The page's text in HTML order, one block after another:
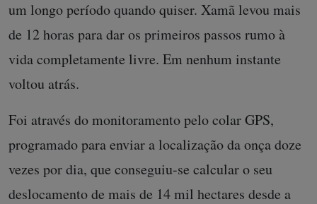
um longo período quando quiser. Xamã levou mais
de 12 horas para dar os primeiros passos rumo à
vida completamente livre. Em nenhum instante
voltou atrás.
Foi através do monitoramento pelo colar GPS,
programado para enviar a localização da onça doze
vezes por dia, que conseguiu-se calcular o seu
deslocamento de mais de 14 mil hectares desde a